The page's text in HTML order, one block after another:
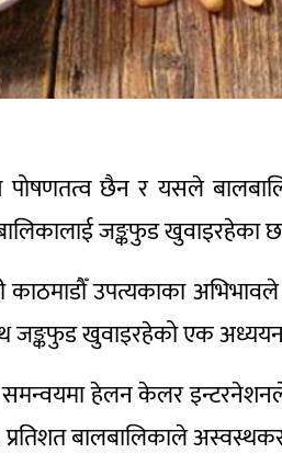
पोषणतत्व छैन र यसले
जङ्कफुड खुवाइरहेका
उपत्यकाका
जङ्कफुड खुवाइरहेको एक
समन्वयमा हेलन केलर
बालबालिकाले